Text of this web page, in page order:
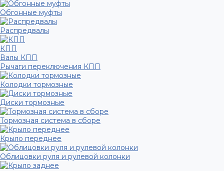
Обгонные муфты
Распредвалы
КПП
Валы КПП
Рычаги переключения КПП
Колодки тормозные
Диски тормозные
Тормозная система в сборе
Крыло переднее
Облицовки руля и рулевой колонки